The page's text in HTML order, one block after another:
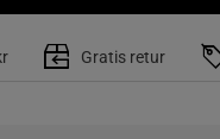
Gratis retur